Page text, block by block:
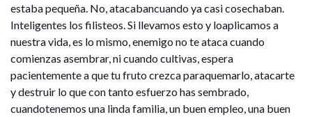
estaba pequeña. No, atacabancuando ya casi cosechaban.
Inteligentes los filisteos. Si llevamos esto y loaplicamos a
nuestra vida, es lo mismo, enemigo no te ataca cuando
comienzas asembrar, ni cuando cultivas, espera
pacientemente a que tu fruto crezca paraquemarlo, atacarte
y destruir lo que con tanto esfuerzo has sembrado,
cuandotenemos una linda familia, un buen empleo, una buen